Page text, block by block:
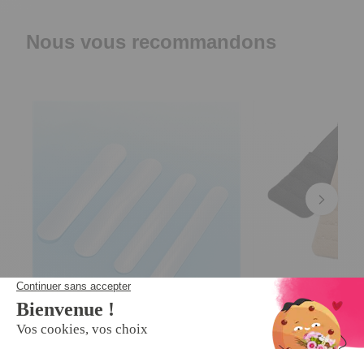
Nous vous recommandons
Lot de 2 paires antiglisse bretelles
Lot de 2